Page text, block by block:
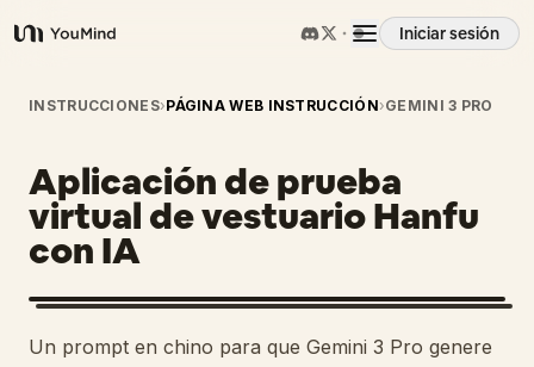
YouMind
Iniciar sesión
Resumen
Casos de uso
Habilidades
Prompts
INSTRUCCIONES›PÁGINA WEB INSTRUCCIÓN›GEMINI 3 PRO
Aplicación de prueba
virtual de vestuario Hanfu
con IA
Un prompt en chino para que Gemini 3 Pro genere